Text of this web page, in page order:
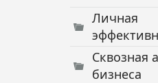
Личная
Сквозная
бизнеса